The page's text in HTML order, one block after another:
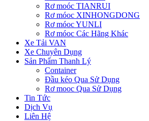
Rơ moóc TIANRUI
Rơ móoc XINHONGDONG
Rơ móoc YUNLI
Rơ móoc Các Hãng Khác
Xe Tải VAN
Xe Chuyên Dụng
Sản Phẩm Thanh Lý
Container
Đầu kéo Qua Sử Dụng
Rơ mooc Qua Sử Dụng
Tin Tức
Dịch Vụ
Liên Hệ